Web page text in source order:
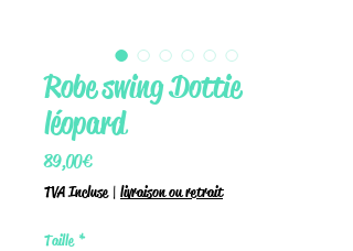
Robe swing Dottie
léopard
89,00 €Prix
TVA Incluse| livraison ou retrait
Taille *